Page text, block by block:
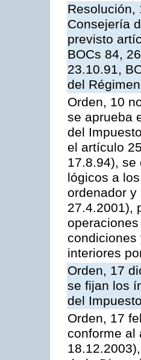
Resolución,
Consejería
previsto
BOCs 84,
23.10.91,
del
Orden, 10
se aprueba
del
el artículo
17.8.94),
lógicos a
ordenador y
27.4.2001),
condiciones
interiores
Orden, 17
se fijan los
del
Orden, 17
conforme al